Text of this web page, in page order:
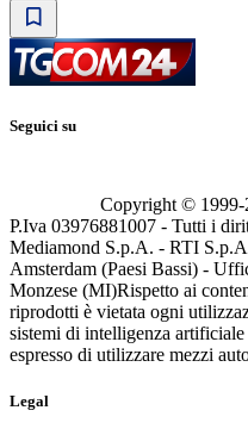
Seguici su
Copyright © 1999-
P.Iva 03976881007 - Tutti i
Mediamond S.p.A. - RTI
Amsterdam (Paesi Bassi) -
Monzese (MI)Rispetto ai
riprodotti è vietata ogni
sistemi di intelligenza
espresso di utilizzare mezzi
Legal